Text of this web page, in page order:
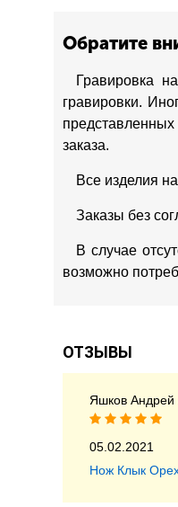
Обратите
Гравировка
гравировки.
заказа.
Все изделия
Заказы без
В случае
возможно
ОТЗЫВЫ
Яшков Андрей
05.02.2021
Нож Клык